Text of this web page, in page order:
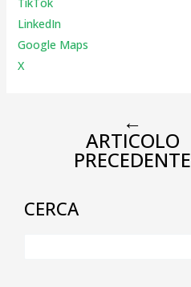
LinkedIn
Google Maps
X
←
ARTICOLO
PRECEDENTE
CERCA